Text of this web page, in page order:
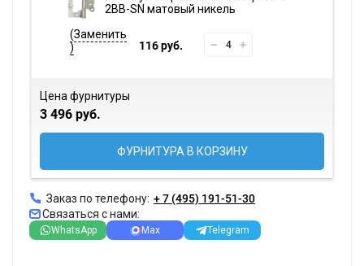
2BB-SN матовый никель
116 руб.
Цена фурнитуры
3 496 руб.
ФУРНИТУРА В КОРЗИНУ
Заказ по телефону: + 7 (495) 191-51-30
Связаться с нами:
WhatsApp Max Telegram